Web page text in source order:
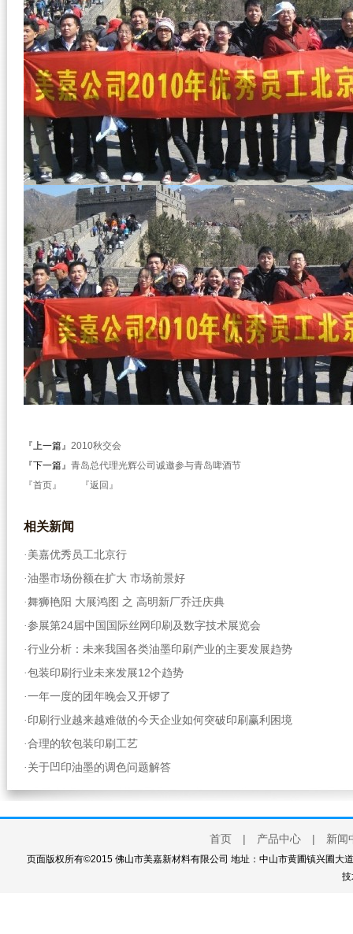
『上一篇』 2010秋交会
『下一篇』 青岛总代理光辉公司诚邀参与青岛啤酒节
『首页』
『返回』
相关新闻
· 美嘉优秀员工北京行
·油墨市场份额在扩大 市场前景好
·舞狮艳阳 大展鸿图 之 高明新厂乔迁庆典
·参展第24届中国国际丝网印刷及数字技术展览会
·行业分析：未来我国各类油墨印刷产业的主要发展趋势
·包装印刷行业未来发展12个趋势
·一年一度的团年晚会又开锣了
· 印刷行业越来越难做的今天企业如何突破印刷赢利困境
·合理的软包装印刷工艺
· 关于凹印油墨的调色问题解答
首页 | 产品中心 | 新闻
页面版权所有©2015 佛山市美嘉新材料有限公司 地址：中山市黄圃镇兴圃大